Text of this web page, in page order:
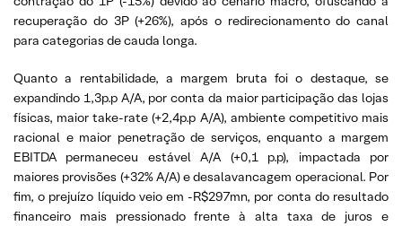
recuperação do 3P (+26%), após o redirecionamento do canal
para categorias de cauda longa.
Quanto a rentabilidade, a margem bruta foi o destaque, se
expandindo 1,3p.p A/A, por conta da maior participação das lojas
físicas, maior take-rate (+2,4p.p A/A), ambiente competitivo mais
racional e maior penetração de serviços, enquanto a margem
EBITDA permaneceu estável A/A (+0,1 p.p), impactada por
maiores provisões (+32% A/A) e desalavancagem operacional. Por
fim, o prejuízo líquido veio em -R$297mn, por conta do resultado
financeiro mais pressionado frente à alta taxa de juros e